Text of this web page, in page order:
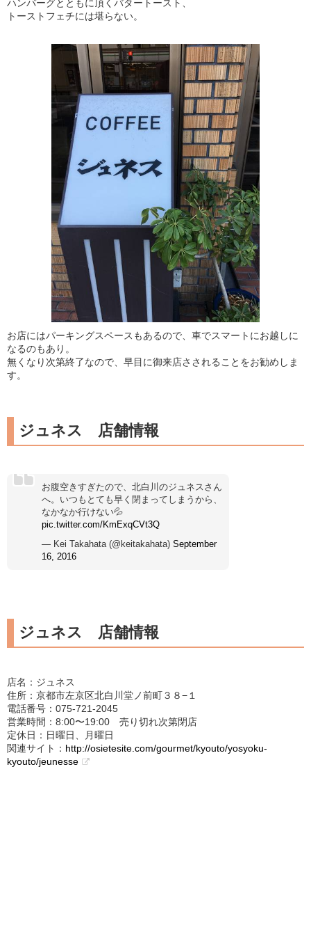
ハンバーグとともに頂くバタートースト、
トーストフェチには堪らない。
お店にはパーキングスペースもあるので、車でスマートにお越しに
なるのもあり。
無くなり次第終了なので、早目に御来店さされることをお勧めしま
す。
ジュネス 店舗情報
お腹空きすぎたので、北白川のジュネスさん
へ。いつもとても早く閉まってしまうから、
なかなか行けない💦
pic.twitter.com/KmExqCVt3Q
— Kei Takahata (@keitakahata) September
16, 2016
ジュネス 店舗情報
店名：ジュネス
住所：京都市左京区北白川堂ノ前町３８−１
電話番号：075-721-2045
営業時間：8:00〜19:00 売り切れ次第閉店
定休日：日曜日、月曜日
関連サイト： http://osietesite.com/gourmet/kyouto/yosyoku-
kyouto/jeunesse